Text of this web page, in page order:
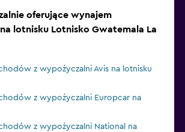
oferujące wynajem
lotnisku Lotnisko Gwatemala La
z wypożyczalni Avis na lotnisku
z wypożyczalni Europcar na
z wypożyczalni National na